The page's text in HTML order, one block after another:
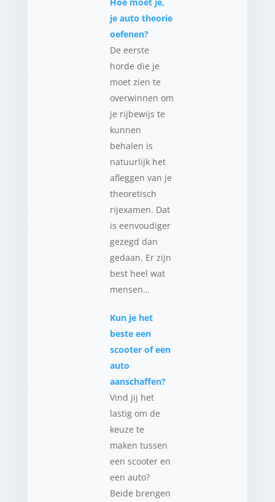
je auto theorie
oefenen?
De eerste
horde die je
moet zien te
overwinnen om
je rijbewijs te
kunnen
behalen is
natuurlijk het
afleggen van je
theoretisch
rijexamen. Dat
is eenvoudiger
gezegd dan
gedaan. Er zijn
best heel wat
mensen…
Kun je het
beste een
scooter of een
auto
aanschaffen?
Vind jij het
lastig om de
keuze te
maken tussen
een scooter en
een auto?
Beide brengen